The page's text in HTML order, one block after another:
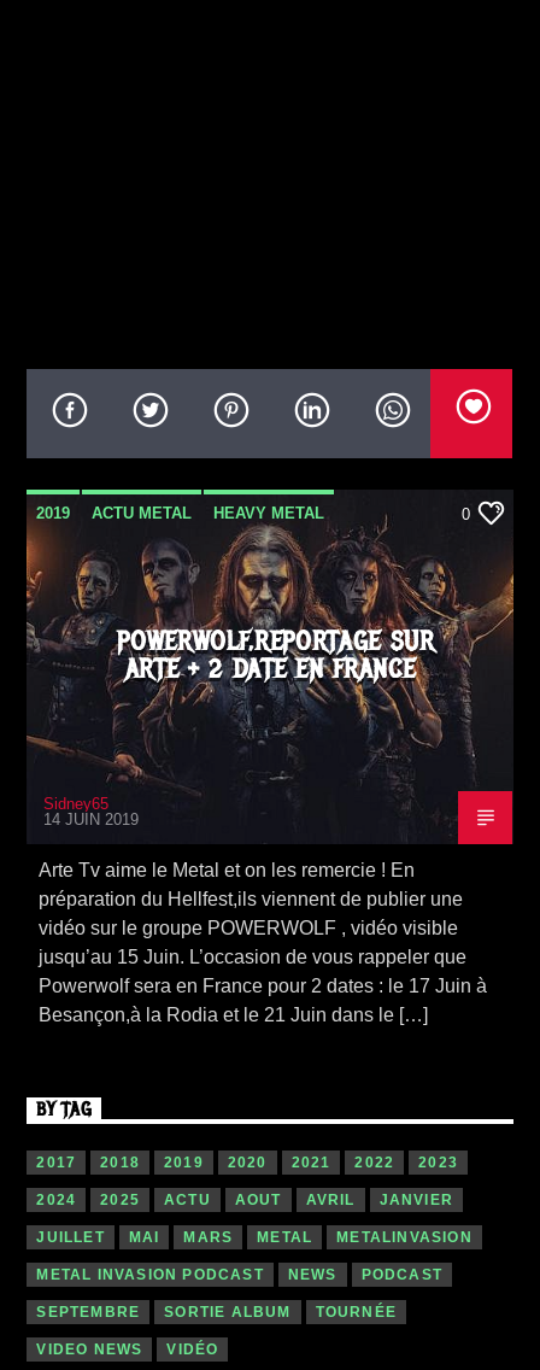
2019 ACTU METAL HEAVY METAL 0
POWERWOLF,REPORTAGE SUR
ARTE + 2 DATE EN FRANCE
Sidney65
14 JUIN 2019
Arte Tv aime le Metal et on les remercie ! En
préparation du Hellfest,ils viennent de publier une
vidéo sur le groupe POWERWOLF , vidéo visible
jusqu’au 15 Juin. L’occasion de vous rappeler que
Powerwolf sera en France pour 2 dates : le 17 Juin à
Besançon,à la Rodia et le 21 Juin dans le […]
BY TAG
2017 2018 2019 2020 2021 2022 2023
2024 2025 ACTU AOUT AVRIL JANVIER
JUILLET MAI MARS METAL METALINVASION
METAL INVASION PODCAST NEWS PODCAST
SEPTEMBRE SORTIE ALBUM TOURNÉE
VIDEO NEWS VIDÉO